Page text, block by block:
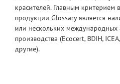
красителей. Главным критерием
продукции Glossary является
или нескольких международных
производства (Ecocert, BDIH,
другие).